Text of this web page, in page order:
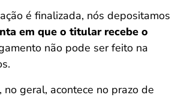
é finalizada, nós depositamos
em que o titular recebe o
não pode ser feito na
no geral, acontece no prazo de